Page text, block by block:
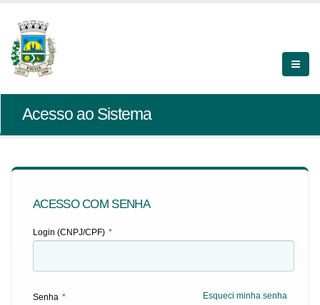
Acesso ao Sistema
ACESSO COM SENHA
Login (CNPJ/CPF) *
Esqueci minha senha
Senha *